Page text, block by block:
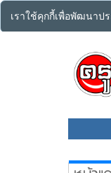
เราใช้คุกกี้เพื่อพัฒนาป